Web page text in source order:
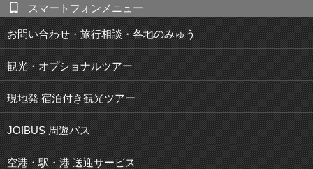
スマートフォンメニュー
お問い合わせ・旅行相談・各地のみゅう
観光・オプショナルツアー
現地発 宿泊付き観光ツアー
JOIBUS 周遊バス
空港・駅・港 送迎サービス